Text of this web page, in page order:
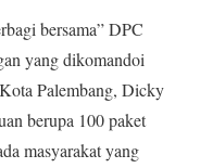
bersama” DPC
yang dikomandoi
Palembang, Dicky
berupa 100 paket
masyarakat yang